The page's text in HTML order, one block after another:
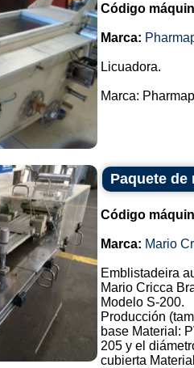
Código
Marca:
Licuadora.
Marca:
Paquete de
Código
Marca: Mario
Emblistadeira
Mario Cricca
Modelo S-200.
Producción
base Material:
205 y el
cubierta